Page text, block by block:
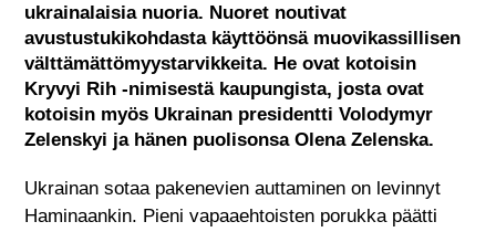
ukrainalaisia nuoria. Nuoret noutivat
avustustukikohdasta käyttöönsä muovikassillisen
välttämättömyystarvikkeita. He ovat kotoisin
Kryvyi Rih -nimisestä kaupungista, josta ovat
kotoisin myös Ukrainan presidentti Volodymyr
Zelenskyi ja hänen puolisonsa Olena Zelenska.
Ukrainan sotaa pakenevien auttaminen on levinnyt
Haminaankin. Pieni vapaaehtoisten porukka päätti